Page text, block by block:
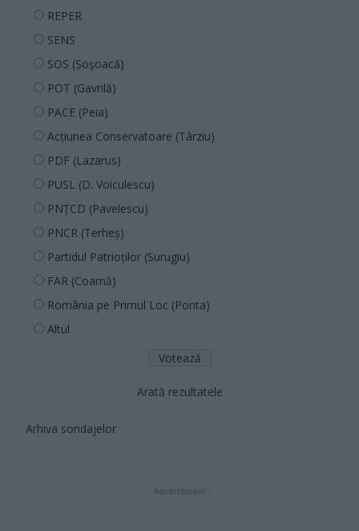
REPER
SENS
SOS (Șoșoacă)
POT (Gavrilă)
PACE (Peia)
Acțiunea Conservatoare (Târziu)
PDF (Lazarus)
PUSL (D. Voiculescu)
PNȚCD (Pavelescu)
PNCR (Terheș)
Partidul Patrioților (Surugiu)
FAR (Coarnă)
România pe Primul Loc (Ponta)
Altul
Arată rezultatele
Arhiva sondajelor
- Advertisment -